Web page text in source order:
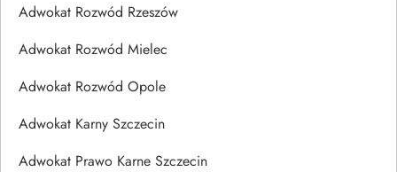
Adwokat Rozwód Rzeszów
Adwokat Rozwód Mielec
Adwokat Rozwód Opole
Adwokat Karny Szczecin
Adwokat Prawo Karne Szczecin